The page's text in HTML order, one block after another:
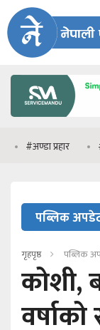
प्रहार
पब्लिक
गृहपृष्ठ पब्लिक
कोशी,